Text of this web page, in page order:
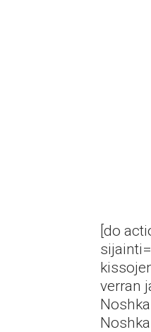
[do
verran